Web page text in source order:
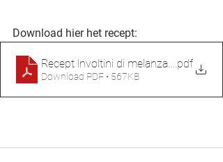
Download hier het recept:
Recept lnvoltini di melanzane.pdf
Download PDF • 567KB